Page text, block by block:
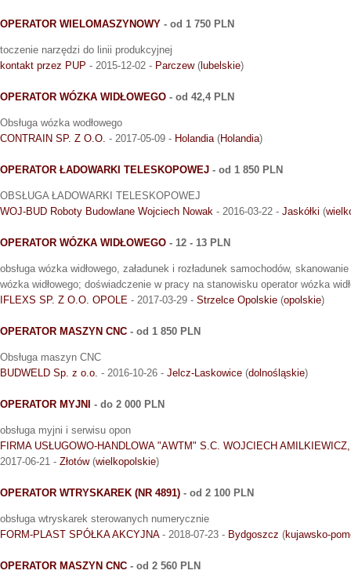
OPERATOR WIELOMASZYNOWY - od 1 750 PLN
toczenie narzędzi do linii produkcyjnej
kontakt przez PUP - 2015-12-02 - Parczew( lubelskie)
OPERATOR WÓZKA WIDŁOWEGO - od 42,4 PLN
Obsługa wózka wodłowego
CONTRAIN SP. Z O.O. - 2017-05-09 - Holandia(Holandia)
OPERATOR ŁADOWARKI TELESKOPOWEJ - od 1 850 PLN
OBSŁUGA ŁADOWARKI TELESKOPOWEJ
WOJ-BUD Roboty Budowlane Wojciech Nowak - 2016-03-22 - Jaskółki (
OPERATOR WÓZKA WIDŁOWEGO - 12 - 13 PLN
obsługa wózka widłowego, załadunek i rozładunek samochodów,
wózka widłowego; doświadczenie w pracy na stanowisku operator wózka
IFLEXS SP. Z O.O. OPOLE - 2017-03-29 - Strzelce Opolskie (opolskie)
OPERATOR MASZYN CNC - od 1 850 PLN
Obsługa maszyn CNC
BUDWELD Sp. z o.o. - 2016-10-26 - Jelcz-Laskowice (dolnośląskie)
OPERATOR MYJNI - do 2 000 PLN
obsługa myjni i serwisu opon
FIRMA USŁUGOWO-HANDLOWA "AWTM" S.C. WOJCIECH
2017-06-21 - Złotów(wielkopolskie)
OPERATOR WTRYSKAREK (NR 4891) - od 2 100 PLN
obsługa wtryskarek sterowanych numerycznie
FORM-PLAST SPÓŁKA AKCYJNA- 2018-07-23 - Bydgoszcz (kujawsko-
OPERATOR MASZYN CNC - od 2 560 PLN